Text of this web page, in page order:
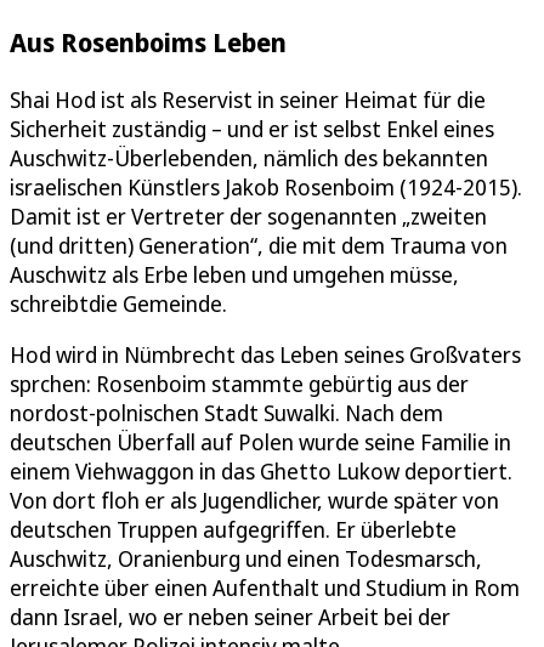
Aus Rosenboims Leben
Shai Hod ist als Reservist in seiner Heimat für die
Sicherheit zuständig – und er ist selbst Enkel eines
Auschwitz-Überlebenden, nämlich des bekannten
israelischen Künstlers Jakob Rosenboim (1924-2015).
Damit ist er Vertreter der sogenannten „zweiten
(und dritten) Generation“, die mit dem Trauma von
Auschwitz als Erbe leben und umgehen müsse,
schreibtdie Gemeinde.
Hod wird in Nümbrecht das Leben seines Großvaters
sprchen: Rosenboim stammte gebürtig aus der
nordost-polnischen Stadt Suwalki. Nach dem
deutschen Überfall auf Polen wurde seine Familie in
einem Viehwaggon in das Ghetto Lukow deportiert.
Von dort floh er als Jugendlicher, wurde später von
deutschen Truppen aufgegriffen. Er überlebte
Auschwitz, Oranienburg und einen Todesmarsch,
erreichte über einen Aufenthalt und Studium in Rom
dann Israel, wo er neben seiner Arbeit bei der